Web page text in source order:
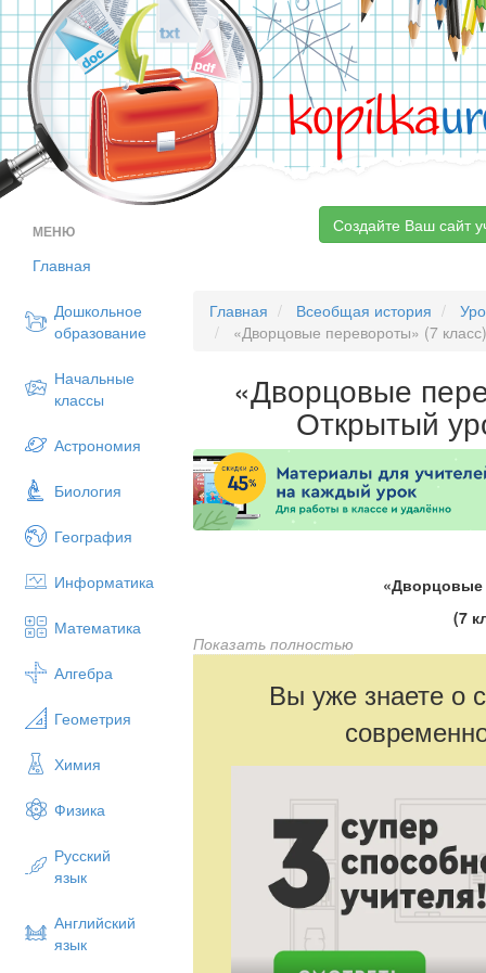
kopilka
МЕНЮ
Главная
Дошкольное
образование
Начальные
классы
Астрономия
Биология
География
Информатика
Математика
Алгебра
Геометрия
Химия
Физика
Русский
язык
Английский
язык
Создайте Ваш сайт
Главная Всеобщая история
«Дворцовые перевороты» (7
«Дворцовые
Открытый
(7
Открытый
Показать полностью
Вы уже знаете о